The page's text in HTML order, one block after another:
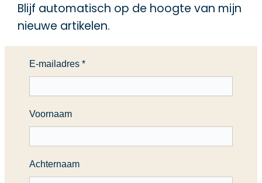
Blijf automatisch op de hoogte van mijn
nieuwe artikelen.
E-mailadres*
Voornaam
Achternaam